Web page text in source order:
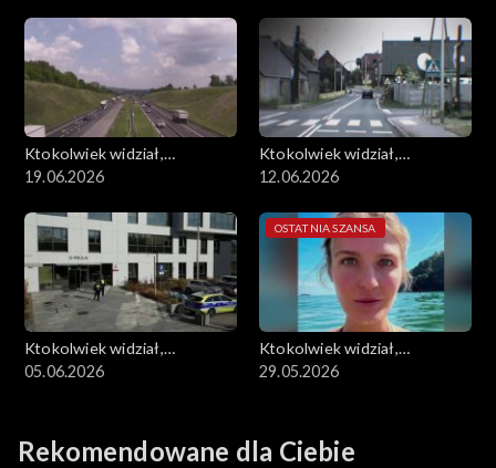
Ktokolwiek widział,
ktokolwiek wie...
19.06.2026
Ktokolwiek widział,
ktokolwiek wie...
12.06.2026
Ktokolwiek widział,
ktokolwiek wie...
05.06.2026
OSTATNIA SZANSA
Ktokolwiek widział,
ktokolwiek wie...
29.05.2026
Rekomendowane dla Ciebie